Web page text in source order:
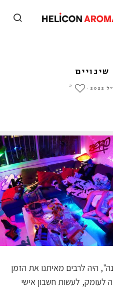
·
2
היה לרבים מאיתנו את הזמן
לעומק, לעשות חשבון אישי